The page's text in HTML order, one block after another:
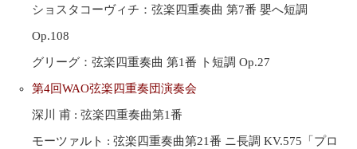
ショスタコーヴィチ：弦楽四重奏曲 第7番 嬰へ短調
Op.108
グリーグ：弦楽四重奏曲 第1番 ト短調 Op.27
第4回WAO弦楽四重奏団演奏会
深川 甫 : 弦楽四重奏曲第1番
モーツァルト : 弦楽四重奏曲第21番 ニ長調 KV.575「プロ